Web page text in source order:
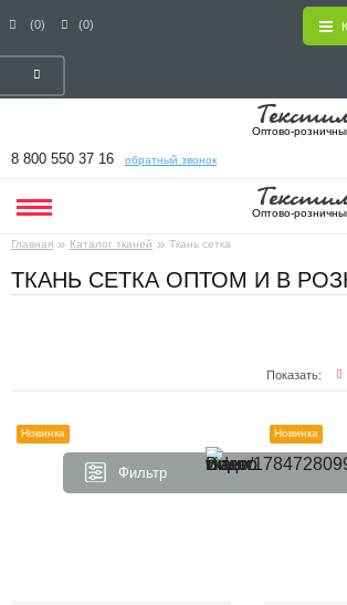
(0) (0)
Оптово-
8 800 550 37 16 обратный звонок
Оптово-
Главная » Каталог тканей » Ткань сетка
ТКАНЬ СЕТКА ОПТОМ И В
Фильтр
Показать:
Новинка Новинка